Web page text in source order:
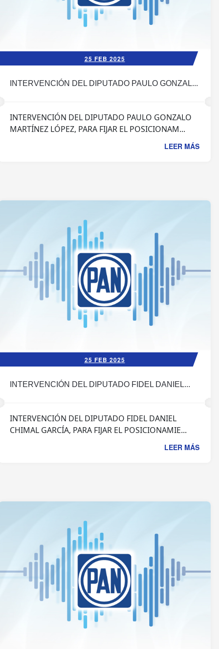
25 FEB 2025
INTERVENCIÓN DEL DIPUTADO PAULO GONZAL...
INTERVENCIÓN DEL DIPUTADO PAULO GONZALO
MARTÍNEZ LÓPEZ, PARA FIJAR EL POSICIONAM...
LEER MÁS
25 FEB 2025
INTERVENCIÓN DEL DIPUTADO FIDEL DANIEL...
INTERVENCIÓN DEL DIPUTADO FIDEL DANIEL
CHIMAL GARCÍA, PARA FIJAR EL POSICIONAMIE...
LEER MÁS